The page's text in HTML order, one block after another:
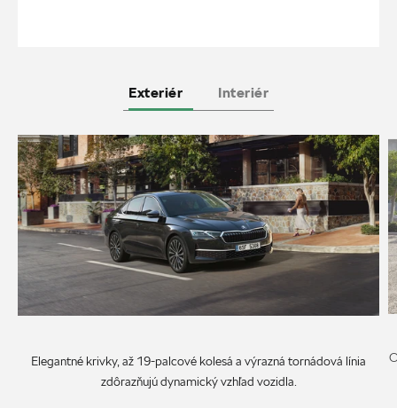
Exteriér Interiér
Elegantné krivky, až 19-palcové kolesá a výrazná tornádová línia
zdôrazňujú dynamický vzhľad vozidla.